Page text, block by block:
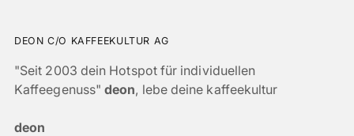
DEON C/O KAFFEEKULTUR AG
"Seit 2003 dein Hotspot für individuellen
Kaffeegenuss"deon, lebe deine kaffeekultur
deon